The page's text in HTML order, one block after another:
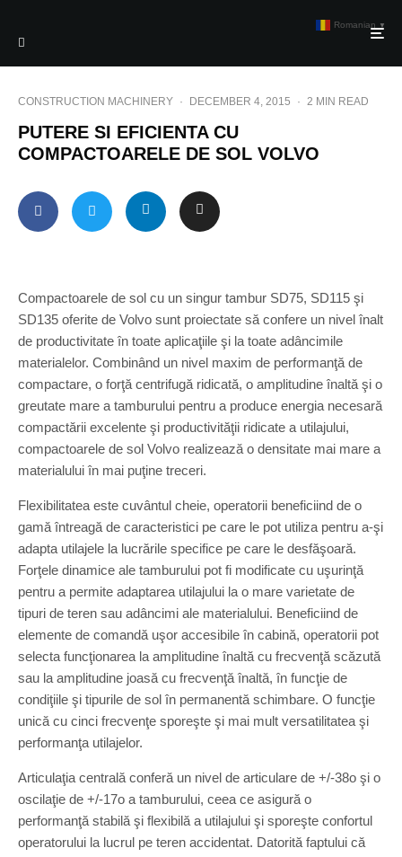
CONSTRUCTION MACHINERY · DECEMBER 4, 2015 · 2 MIN READ
PUTERE SI EFICIENTA CU
COMPACTOARELE DE SOL VOLVO
Compactoarele de sol cu un singur tambur SD75, SD115 şi
SD135 oferite de Volvo sunt proiectate să confere un nivel înalt
de productivitate în toate aplicaţiile şi la toate adâncimile
materialelor. Combinând un nivel maxim de performanţă de
compactare, o forţă centrifugă ridicată, o amplitudine înaltă şi o
greutate mare a tamburului pentru a produce energia necesară
compactării excelente şi productivităţii ridicate a utilajului,
compactoarele de sol Volvo realizează o densitate mai mare a
materialului în mai puţine treceri.
Flexibilitatea este cuvântul cheie, operatorii beneficiind de o
gamă întreagă de caracteristici pe care le pot utiliza pentru a-şi
adapta utilajele la lucrările specifice pe care le desfăşoară.
Forţele dinamice ale tamburului pot fi modificate cu uşurinţă
pentru a permite adaptarea utilajului la o mare varietate de
tipuri de teren sau adâncimi ale materialului. Beneficiind de
elemente de comandă uşor accesibile în cabină, operatorii pot
selecta funcţionarea la amplitudine înaltă cu frecvenţă scăzută
sau la amplitudine joasă cu frecvenţă înaltă, în funcţie de
condiţiile şi tipurile de sol în permanentă schimbare. O funcţie
unică cu cinci frecvenţe sporeşte şi mai mult versatilitatea şi
performanţa utilajelor.
Articulaţia centrală conferă un nivel de articulare de +/-38o şi o
oscilaţie de +/-17o a tamburului, ceea ce asigură o
performanţă stabilă şi flexibilă a utilajului şi sporeşte confortul
operatorului la lucrul pe teren accidentat. Datorită faptului că
Romanian ▼